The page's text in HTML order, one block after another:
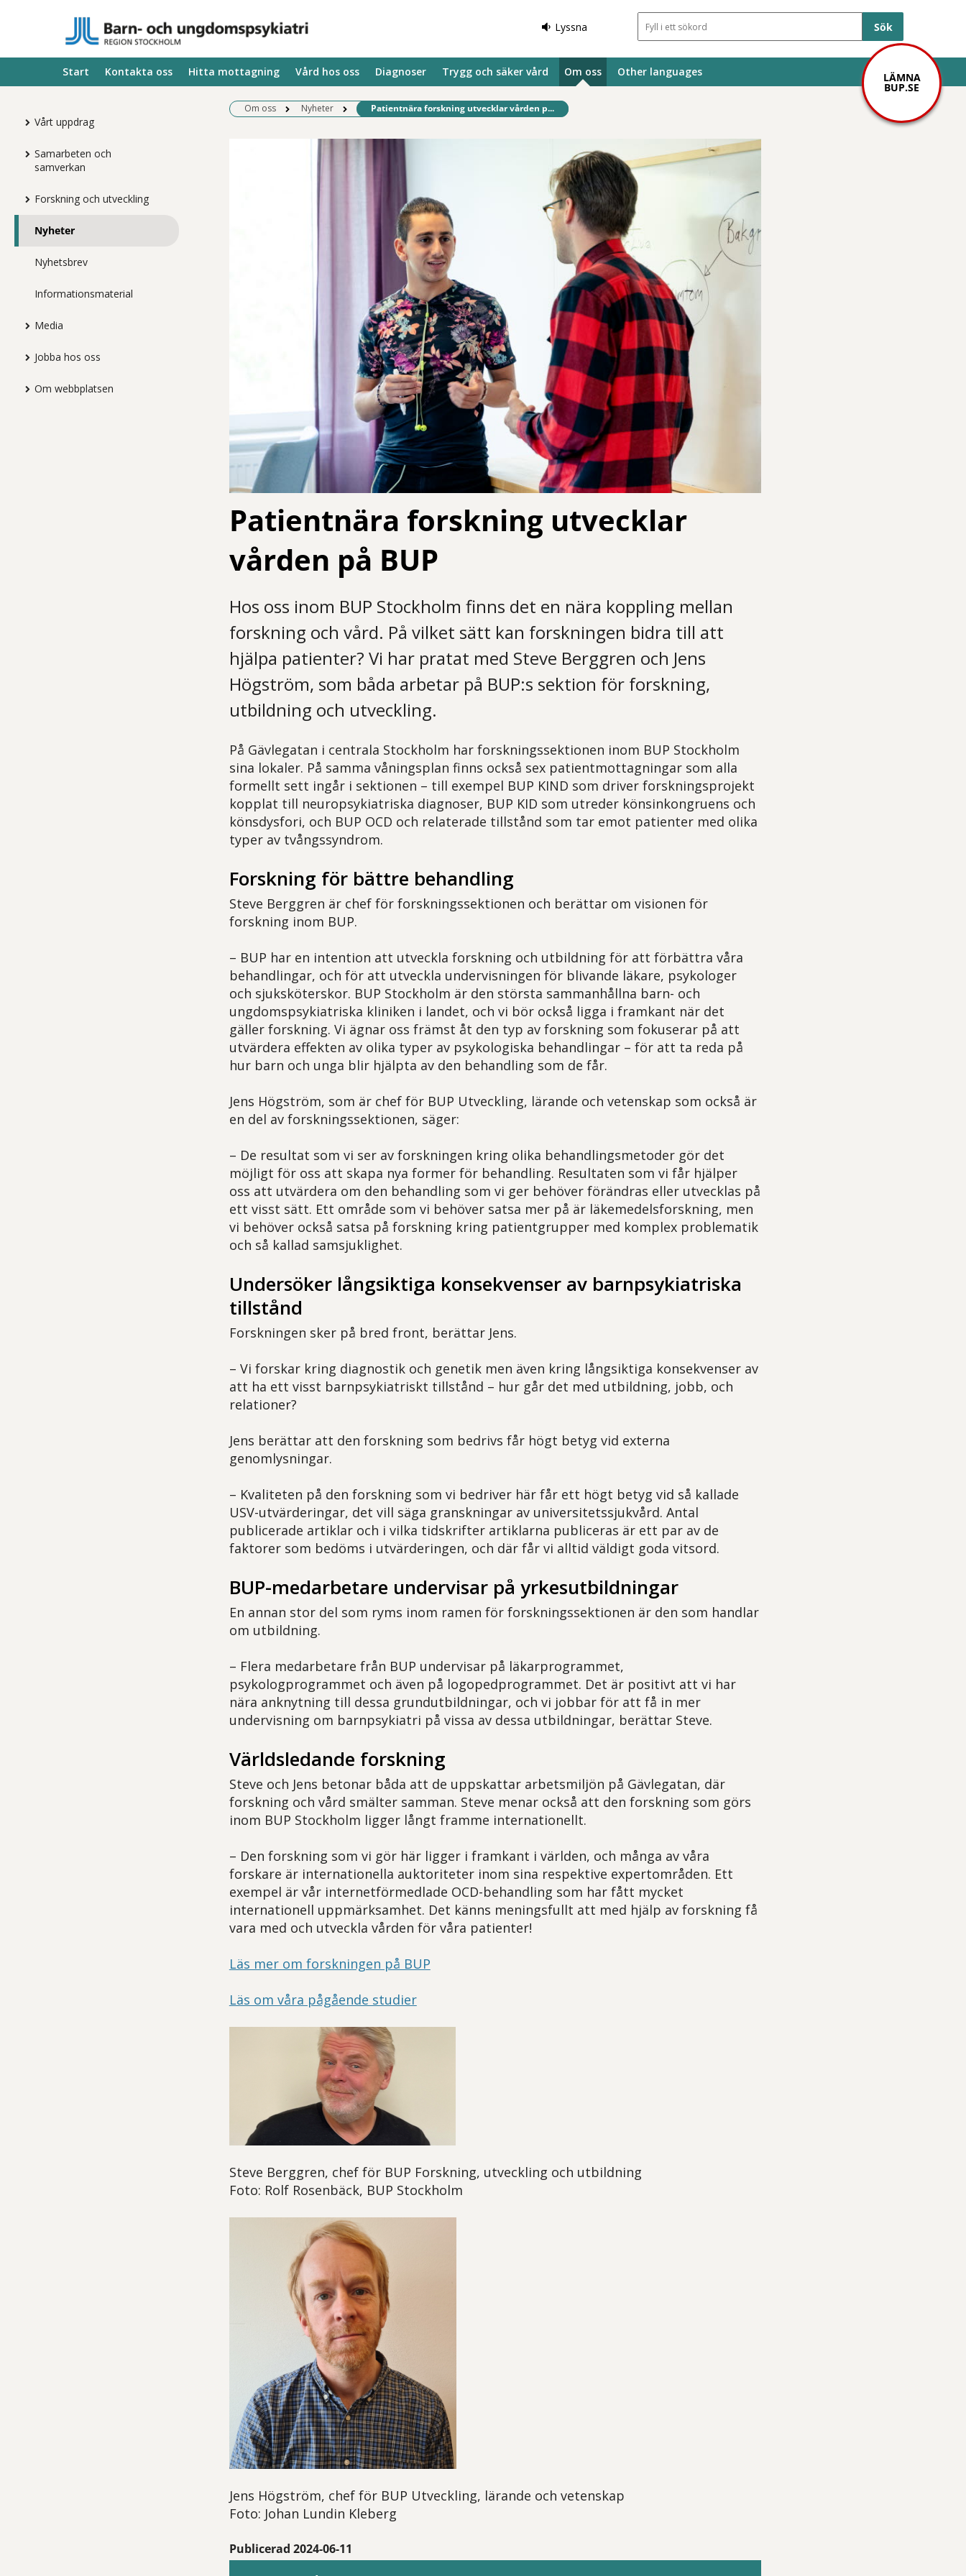
Lyssna Sökfält
LÄMNA
BUP.SE
Start Kontakta oss Hitta mottagning Vård hos oss Diagnoser Trygg och säker vård Om oss Other languages
Vårt uppdrag
Samarbeten och
samverkan
Forskning och utveckling
Nyheter
Nyhetsbrev
Informationsmaterial
Media
Jobba hos oss
Om webbplatsen
Om oss Nyheter Befintlig sida:
Patientnära forskning utvecklar vården p...
Patientnära forskning utvecklar
vården på BUP
Hos oss inom BUP Stockholm finns det en nära koppling mellan
forskning och vård. På vilket sätt kan forskningen bidra till att
hjälpa patienter? Vi har pratat med Steve Berggren och Jens
Högström, som båda arbetar på BUP:s sektion för forskning,
utbildning och utveckling.
På Gävlegatan i centrala Stockholm har forskningssektionen inom BUP Stockholm
sina lokaler. På samma våningsplan finns också sex patientmottagningar som alla
formellt sett ingår i sektionen – till exempel BUP KIND som driver forskningsprojekt
kopplat till neuropsykiatriska diagnoser, BUP KID som utreder könsinkongruens och
könsdysfori, och BUP OCD och relaterade tillstånd som tar emot patienter med olika
typer av tvångssyndrom.
Forskning för bättre behandling
Steve Berggren är chef för forskningssektionen och berättar om visionen för
forskning inom BUP.
– BUP har en intention att utveckla forskning och utbildning för att förbättra våra
behandlingar, och för att utveckla undervisningen för blivande läkare, psykologer
och sjuksköterskor. BUP Stockholm är den största sammanhållna barn- och
ungdomspsykiatriska kliniken i landet, och vi bör också ligga i framkant när det
gäller forskning. Vi ägnar oss främst åt den typ av forskning som fokuserar på att
utvärdera effekten av olika typer av psykologiska behandlingar – för att ta reda på
hur barn och unga blir hjälpta av den behandling som de får.
Jens Högström, som är chef för BUP Utveckling, lärande och vetenskap som också är
en del av forskningssektionen, säger:
– De resultat som vi ser av forskningen kring olika behandlingsmetoder gör det
möjligt för oss att skapa nya former för behandling. Resultaten som vi får hjälper
oss att utvärdera om den behandling som vi ger behöver förändras eller utvecklas på
ett visst sätt. Ett område som vi behöver satsa mer på är läkemedelsforskning, men
vi behöver också satsa på forskning kring patientgrupper med komplex problematik
och så kallad samsjuklighet.
Undersöker långsiktiga konsekvenser av barnpsykiatriska
tillstånd
Forskningen sker på bred front, berättar Jens.
– Vi forskar kring diagnostik och genetik men även kring långsiktiga konsekvenser av
att ha ett visst barnpsykiatriskt tillstånd – hur går det med utbildning, jobb, och
relationer?
Jens berättar att den forskning som bedrivs får högt betyg vid externa
genomlysningar.
– Kvaliteten på den forskning som vi bedriver här får ett högt betyg vid så kallade
USV-utvärderingar, det vill säga granskningar av universitetssjukvård. Antal
publicerade artiklar och i vilka tidskrifter artiklarna publiceras är ett par av de
faktorer som bedöms i utvärderingen, och där får vi alltid väldigt goda vitsord.
BUP-medarbetare undervisar på yrkesutbildningar
En annan stor del som ryms inom ramen för forskningssektionen är den som handlar
om utbildning.
– Flera medarbetare från BUP undervisar på läkarprogrammet,
psykologprogrammet och även på logopedprogrammet. Det är positivt att vi har
nära anknytning till dessa grundutbildningar, och vi jobbar för att få in mer
undervisning om barnpsykiatri på vissa av dessa utbildningar, berättar Steve.
Världsledande forskning
Steve och Jens betonar båda att de uppskattar arbetsmiljön på Gävlegatan, där
forskning och vård smälter samman. Steve menar också att den forskning som görs
inom BUP Stockholm ligger långt framme internationellt.
– Den forskning som vi gör här ligger i framkant i världen, och många av våra
forskare är internationella auktoriteter inom sina respektive expertområden. Ett
exempel är vår internetförmedlade OCD-behandling som har fått mycket
internationell uppmärksamhet. Det känns meningsfullt att med hjälp av forskning få
vara med och utveckla vården för våra patienter!
Läs mer om forskningen på BUP
Läs om våra pågående studier
Steve Berggren, chef för BUP Forskning, utveckling och utbildning
Foto: Rolf Rosenbäck, BUP Stockholm
Jens Högström, chef för BUP Utveckling, lärande och vetenskap
Foto: Johan Lundin Kleberg
Publicerad 2024-06-11